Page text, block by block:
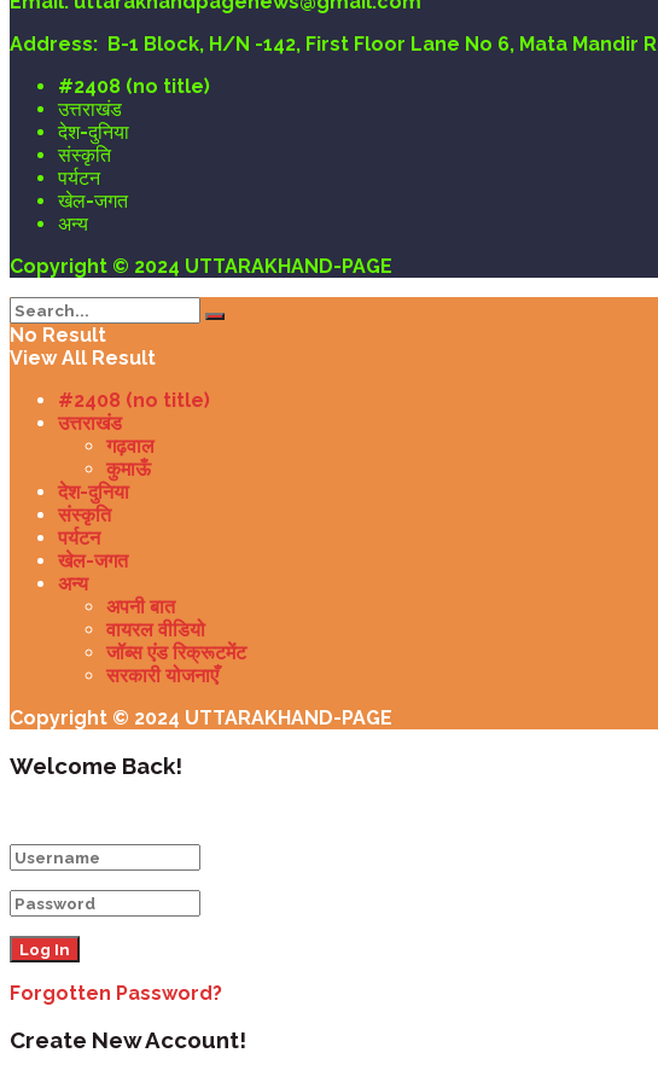
Address: B-1 Block, H/N -142, First Floor Lane No 6, Mata Mandir
#2408 (no title)
उत्तराखंड
देश-दुनिया
संस्कृति
पर्यटन
खेल-जगत
अन्य
Copyright © 2024 UTTARAKHAND-PAGE
No Result
View All Result
#2408 (no title)
उत्तराखंड
गढ़वाल
कुमाऊँ
देश-दुनिया
संस्कृति
पर्यटन
खेल-जगत
अन्य
अपनी बात
वायरल वीडियो
जॉब्स एंड रिक्रूटमेंट
सरकारी योजनाएँ
Copyright © 2024 UTTARAKHAND-PAGE
Welcome Back!
Forgotten Password?
Create New Account!